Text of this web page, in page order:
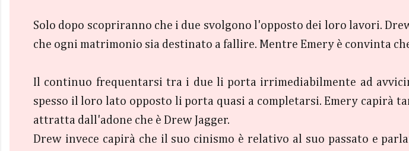
Solo dopo scopriranno che i due svolgono l'opposto dei loro lavori.
che ogni matrimonio sia destinato a fallire. Mentre Emery è convinta
Il continuo frequentarsi tra i due li porta irrimediabilmente ad
spesso il loro lato opposto li porta quasi a completarsi. Emery capirà
attratta dall'adone che è Drew Jagger.
Drew invece capirà che il suo cinismo è relativo al suo passato e